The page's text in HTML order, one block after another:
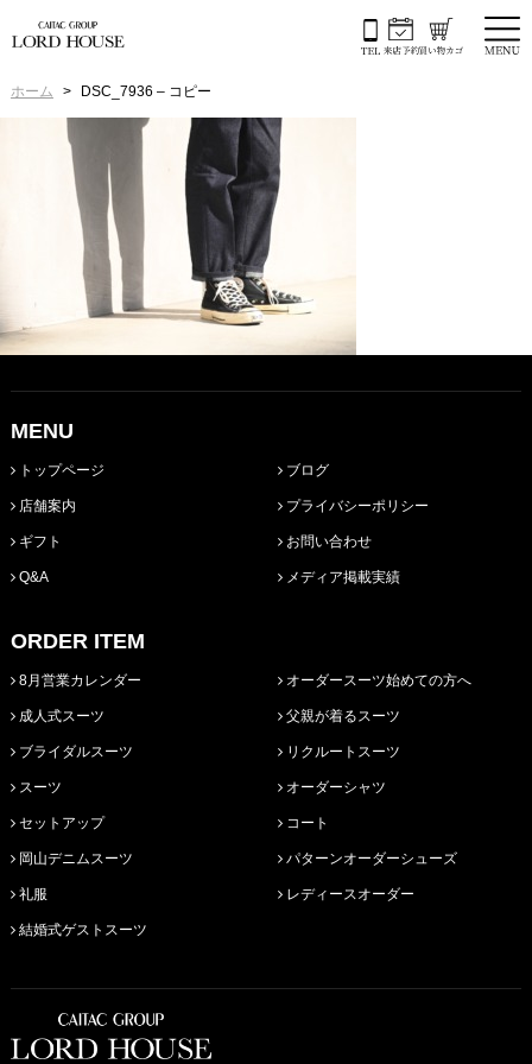
ホーム DSC_7936 – コピー
MENU
トップページ
店舗案内
ギフト
Q&A
ブログ
プライバシーポリシー
お問い合わせ
メディア掲載実績
ORDER ITEM
8月営業カレンダー
成人式スーツ
ブライダルスーツ
スーツ
セットアップ
岡山デニムスーツ
礼服
結婚式ゲストスーツ
オーダースーツ始めての方へ
父親が着るスーツ
リクルートスーツ
オーダーシャツ
コート
パターンオーダーシューズ
レディースオーダー